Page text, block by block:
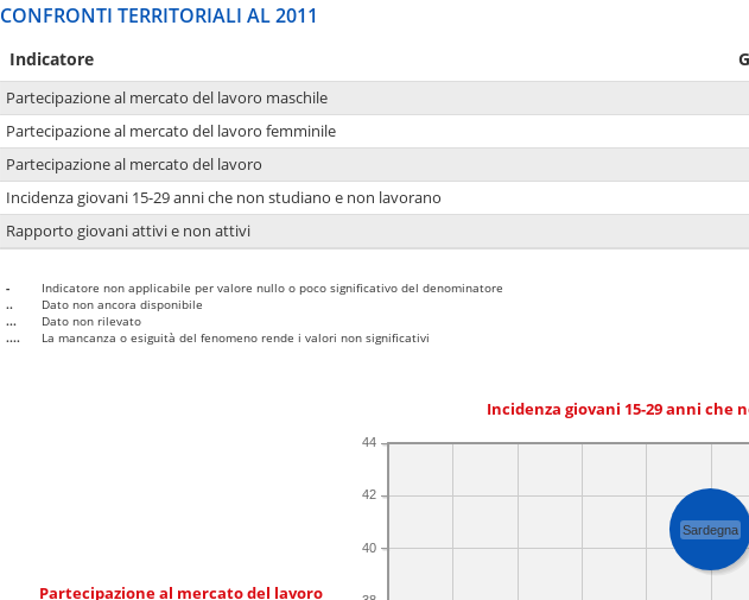
CONFRONTI TERRITORIALI AL 2011
Indicatore
Partecipazione al mercato del lavoro maschile
Partecipazione al mercato del lavoro femminile
Partecipazione al mercato del lavoro
Incidenza giovani 15-29 anni che non studiano e non lavorano
Rapporto giovani attivi e non attivi
-
Indicatore non applicabile per valore nullo o poco significativo del denominatore
..
Dato non ancora disponibile
...
Dato non rilevato
....
La mancanza o esiguità del fenomeno rende i valori non significativi
Incidenza giovani 15-29 anni che
Partecipazione al mercato del lavoro
40
42
44
Sardegna